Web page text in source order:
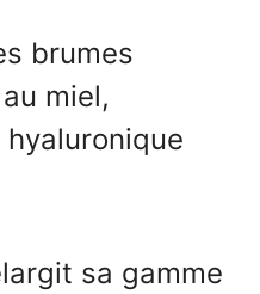
brumes
miel,
sa gamme